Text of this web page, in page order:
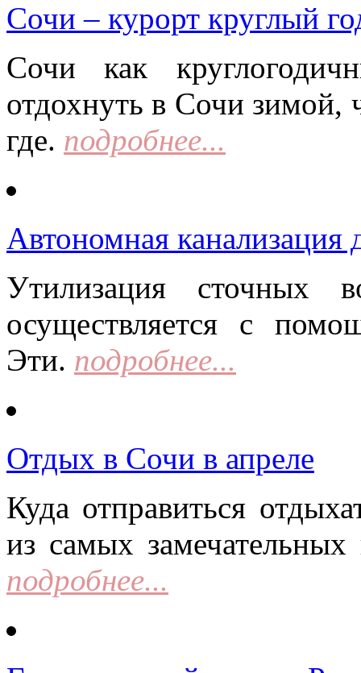
Сочи – курорт круглый
Сочи как
отдохнуть в Сочи зимой,
где. подробнее...
Автономная канализация
Утилизация сточных
осуществляется с
Эти. подробнее...
Отдых в Сочи в апреле
Куда отправиться
из самых замечательных
подробнее...